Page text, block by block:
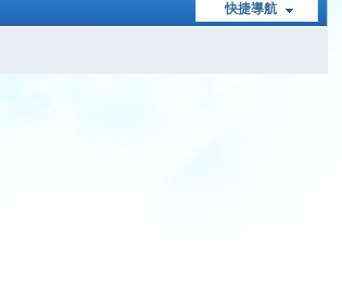
快捷導航